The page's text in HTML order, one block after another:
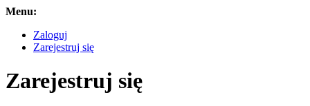
Menu:
Zaloguj
Zarejestruj się
Zarejestruj się